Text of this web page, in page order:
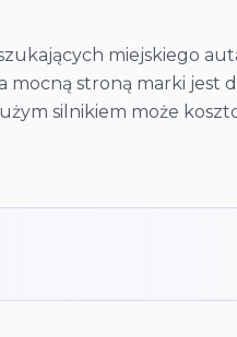
miejskiego
mocną stroną marki
silnikiem może